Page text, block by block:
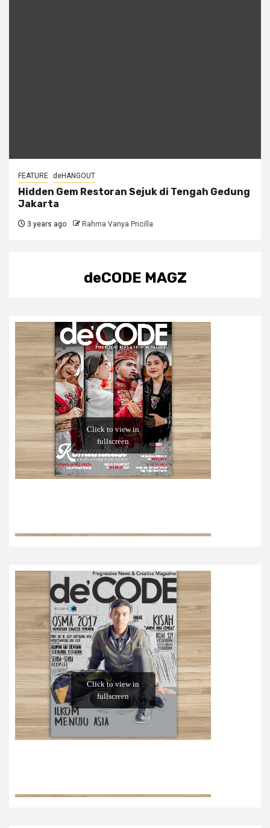
FEATURE deHANGOUT
Hidden Gem Restoran Sejuk di Tengah Gedung
Jakarta
3 years ago Rahma Vanya Pricilla
deCODE MAGZ